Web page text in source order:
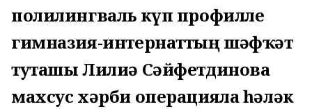
полилингваль күп профилле
гимназия-интернаттың шәфҡәт
туташы Лилиә Сәйфетдинова
махсус хәрби операцияла һәләк